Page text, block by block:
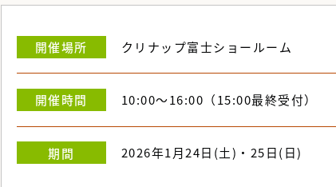
開催場所 クリナップ富士ショールーム
開催時間 10:00～16:00（15:00最終受付）
期間 2026年1月24日(土)・25日(日)